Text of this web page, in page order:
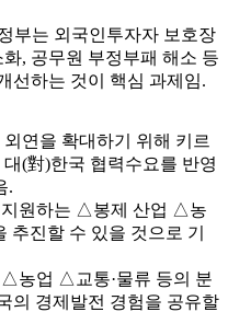
부는 외국인투자자 보호장
, 공무원 부정부패 해소 등
선하는 것이 핵심 과제임.
연을 확대하기 위해 키르
(對)한국 협력수요를 반영
.
지원하는 △봉제 산업 △농
진할 수 있을 것으로 기
농업 △교통·물류 등의 분
의 경제발전 경험을 공유할